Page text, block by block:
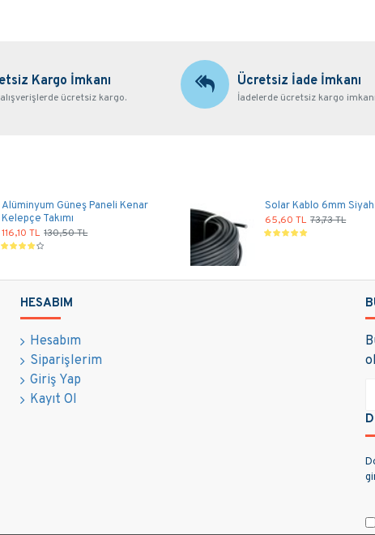
Kargo İmkanı
ücretsiz kargo.
Ücretsiz İade İmkanı
İadelerde ücretsiz kargo
Alüminyum Güneş Paneli Kenar
Kelepçe Takımı
116,10 TL 130,50 TL
Solar Kablo 6mm
65,60 TL 73,73 TL
HESABIM
Hesabım
Siparişlerim
Giriş Yap
Kayıt Ol